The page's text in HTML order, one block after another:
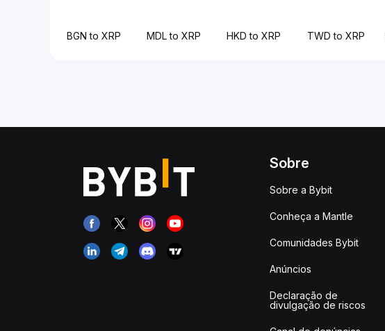
BGN to XRP MDL to XRP HKD to XRP TWD to XRP
Sobre
Sobre a Bybit
Conheça a Mantle
Comunidades Bybit
Anúncios
Declaração de
divulgação de riscos